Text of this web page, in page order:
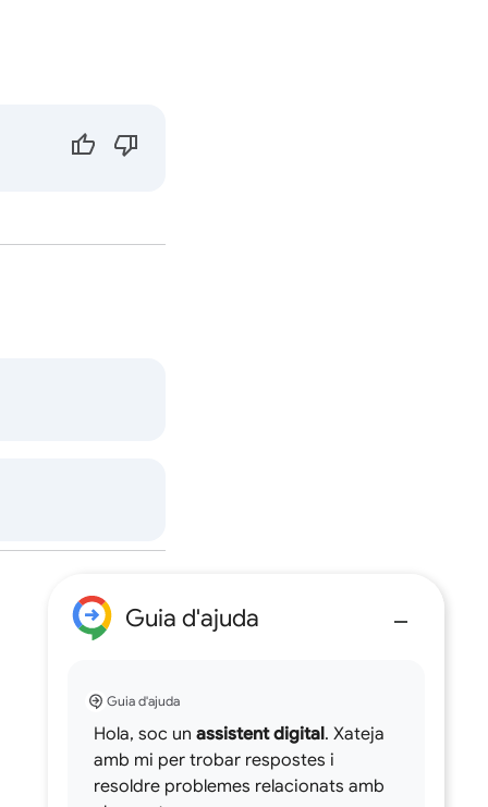
Guia d'ajuda
Guia d'ajuda
Hola, soc un assistent digital. Xateja
amb mi per trobar respostes i
resoldre problemes relacionats amb